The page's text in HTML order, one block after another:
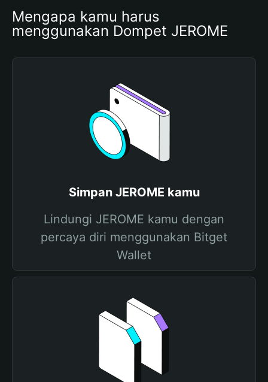
Mengapa kamu harus
menggunakan Dompet JEROME
Simpan JEROME kamu
Lindungi JEROME kamu dengan
percaya diri menggunakan Bitget
Wallet